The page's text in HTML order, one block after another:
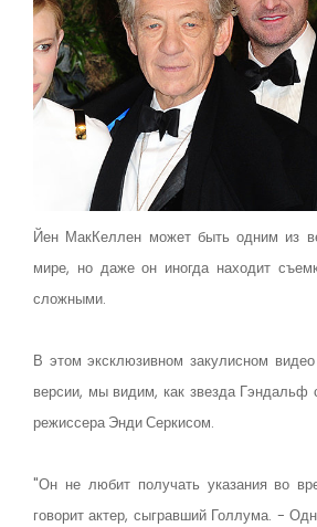
Йен МакКеллен может быть одним из
мире, но даже он иногда находит
сложными.
В этом эксклюзивном закулисном
версии, мы видим, как звезда Гэндальф
режиссера Энди Серкисом.
"Он не любит получать указания во
говорит актер, сыгравший Голлума. -